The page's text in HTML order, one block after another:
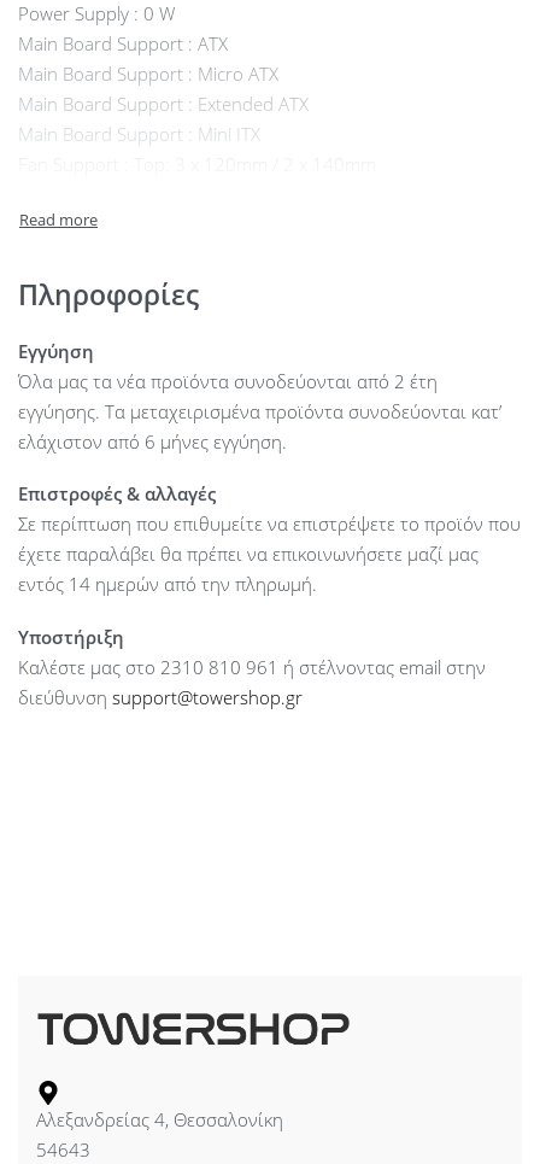
Power Supply : 0 W
Main Board Support : ATX
Main Board Support : Micro ATX
Main Board Support : Extended ATX
Main Board Support : Mini ITX
Fan Support : Side: 3 x 120 / 140 mm
Radiator Compatibility : Top: 240/280/360/420mm
Radiator Compatibility : Side: 240/280/360/420mm
Maximum CPU Cooler Height : up to 170 mm
Maximum GPU Length : up to 480 mm
Maximum PSU Length : up to 300 mm
Drive bays accessible : 2 x 3.5”
Expansion Slots : 7
Dimensions (mm) : 592 x 231 x 529 mm
Ports : 1 x HD Audio
Ports : 1 x USB-C
Colour : White
Πληροφορίες
Εγγύηση
Όλα μας τα νέα προϊόντα συνοδεύονται από 2 έτη
εγγύησης. Τα μεταχειρισμένα προϊόντα συνοδεύονται κατ’
ελάχιστον από 6 μήνες εγγύηση.
Επιστροφές & αλλαγές
Σε περίπτωση που επιθυμείτε να επιστρέψετε το προϊόν που
έχετε παραλάβει θα πρέπει να επικοινωνήσετε μαζί μας
εντός 14 ημερών από την πληρωμή.
Υποστήριξη
Καλέστε μας στο 2310 810 961 ή στέλνοντας email στην
διεύθυνση support@towershop.gr
Αλεξανδρείας 4, Θεσσαλονίκη
54643